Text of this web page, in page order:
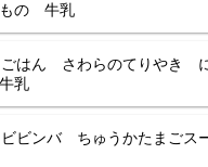
の 牛乳
はん さわらのてりやき
乳
ビンバ ちゅうかたまご